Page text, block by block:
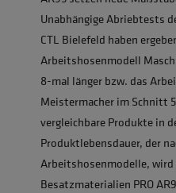
Unabhängige Abriebtests
CTL Bielefeld haben
Arbeitshosenmodell
8-mal länger bzw. das
Meistermacher im Schnitt
vergleichbare Produkte in
Produktlebensdauer, der
Arbeitshosenmodelle,
Besatzmaterialien PRO